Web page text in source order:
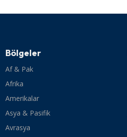
Bölgeler
Af & Pak
Afrika
Amerikalar
Asya & Pasifik
Avrasya